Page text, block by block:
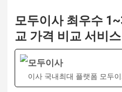
모두이사 최우수
교 가격 비교 서비스
모두이사
이사 국내최대 플랫폼 모두